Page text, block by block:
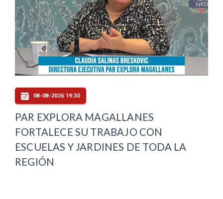
08-08-2026 19:30
PAR EXPLORA MAGALLANES
FORTALECE SU TRABAJO CON
ESCUELAS Y JARDINES DE TODA LA
REGIÓN